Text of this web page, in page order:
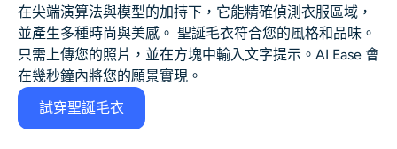
護照照片製作工具
視頻工具
在尖端演算法與模型的加持下，它能精確偵測衣服區域，
並產生多種時尚與美感。 聖誕毛衣符合您的風格和品味。
只需上傳您的照片，並在方塊中輸入文字提示。AI Ease 會
在幾秒鐘內將您的願景實現。
試穿聖誕毛衣